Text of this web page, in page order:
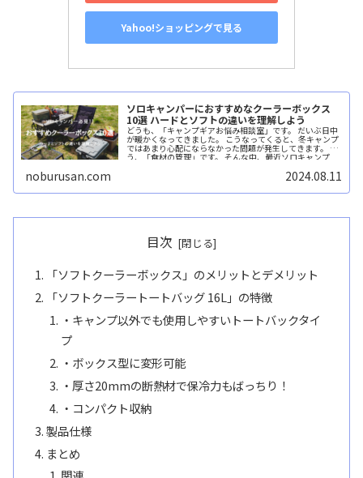
Yahoo!ショッピングで見る
ソロキャンパーにおすすめなクーラーボックス
10選 ハードとソフトの違いを理解しよう
どうも、「キャンプギアお悩み相談室」です。 だいぶ日中
が暖かくなってきました。 こうなってくると、冬キャンプ
ではあまり心配にならなかった問題が発生してきます。 そ
う、「食材の管理」です。 そんな中、最近ソロキャンプ
noburusan.com 2024.08.11
目次
「ソフトクーラーボックス」のメリットとデメリット
「ソフトクーラートートバッグ 16L」の特徴
・キャンプ以外でも使用しやすいトートバックタイ
プ
・ボックス型に変形可能
・厚さ20mmの断熱材で保冷力もばっちり！
・コンパクト収納
製品仕様
まとめ